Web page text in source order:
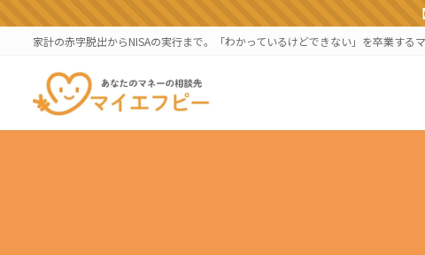
ン
ス
ビ
ン
家計の赤字脱出からNISAの実行まで。「わかっているけどできない」を卒業する